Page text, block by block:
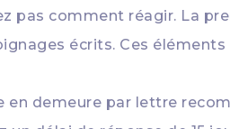
pas comment réagir. La
écrits. Ces
demeure par lettre